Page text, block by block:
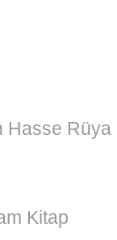
Hasse Rüya
Kitap